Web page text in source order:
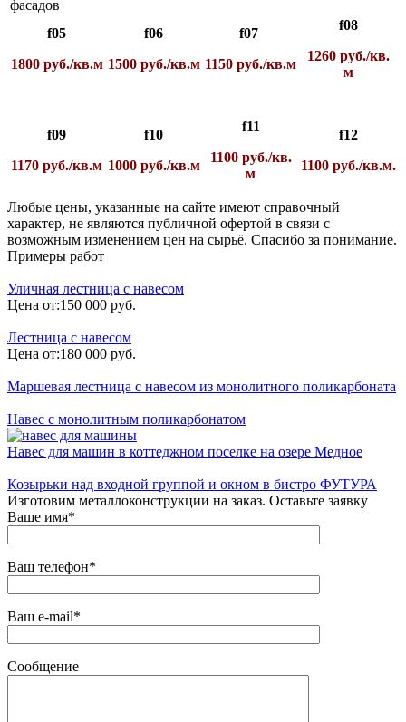
f05
1800 руб./кв.м
f06
1500 руб./кв.м
f07
1150 руб./кв.м
f08
1260 руб./кв.
м
f09
1170 руб./кв.м
f10
1000 руб./кв.м
f11
1100 руб./кв.
м
f12
1100 руб./кв.м.
Любые цены, указанные на сайте имеют справочный
характер, не являются публичной офертой в связи с
возможным изменением цен на сырьё. Спасибо за понимание.
Примеры работ
Уличная лестница с навесом
Цена от:150 000 руб.
Лестница с навесом
Цена от:180 000 руб.
Маршевая лестница с навесом из монолитного поликарбоната
Навес с монолитным поликарбонатом
Навес для машин в коттеджном поселке на озере Медное
Козырьки над входной группой и окном в бистро ФУТУРА
Изготовим металлоконструкции на заказ. Оставьте заявку
Ваше имя*
Ваш телефон*
Ваш e-mail*
Сообщение